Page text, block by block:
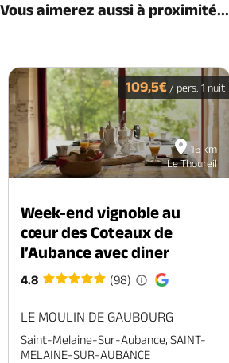
Vous aimerez aussi à proximité...
16 km
Le Thoureil
109,5€ / pers. 1 nuit
Week-end vignoble au
cœur des Coteaux de
l’Aubance avec diner
4.8 (98)
LE MOULIN DE GAUBOURG
Saint-Melaine-Sur-Aubance, SAINT-
MELAINE-SUR-AUBANCE